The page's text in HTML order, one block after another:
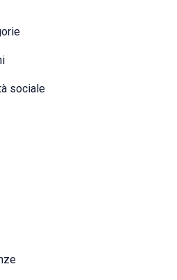
sociale